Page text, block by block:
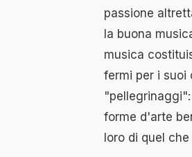
passione
la buona
musica
fermi per i suoi
forme d'arte
loro di quel che